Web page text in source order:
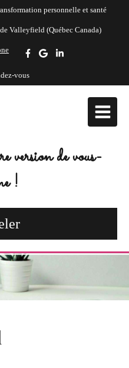
personnelle et santé
Valleyfield (Québec Canada)
vous
version de vous-
!